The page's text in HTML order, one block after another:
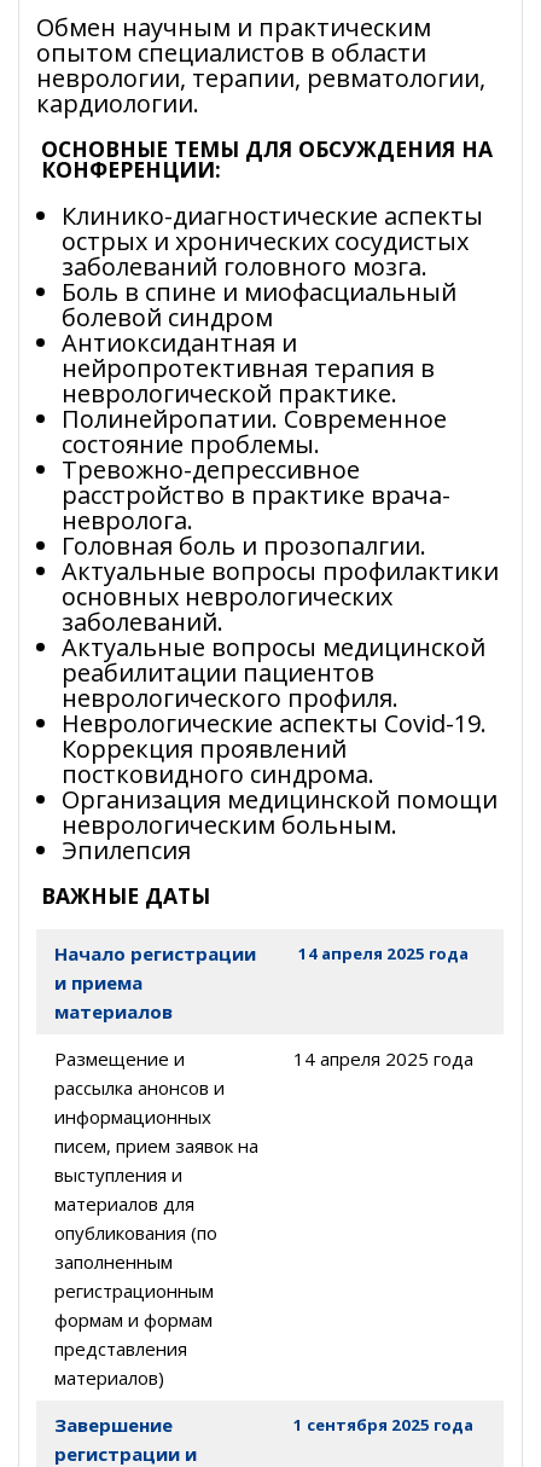
Обмен научным и практическим
опытом специалистов в области
неврологии, терапии, ревматологии,
кардиологии.
ОСНОВНЫЕ ТЕМЫ ДЛЯ ОБСУЖДЕНИЯ НА
КОНФЕРЕНЦИИ:
Клинико-диагностические аспекты
острых и хронических сосудистых
заболеваний головного мозга.
Боль в спине и миофасциальный
болевой синдром
Антиоксидантная и
нейропротективная терапия в
неврологической практике.
Полинейропатии. Современное
состояние проблемы.
Тревожно-депрессивное
расстройство в практике врача-
невролога.
Головная боль и прозопалгии.
Актуальные вопросы профилактики
основных неврологических
заболеваний.
Актуальные вопросы медицинской
реабилитации пациентов
неврологического профиля.
Неврологические аспекты Covid-19.
Коррекция проявлений
постковидного синдрома.
Организация медицинской помощи
неврологическим больным.
Эпилепсия
ВАЖНЫЕ ДАТЫ
Начало регистрации
и приема
материалов
14 апреля 2025 года
Размещение и
рассылка анонсов и
информационных
писем, прием заявок на
выступления и
материалов для
опубликования (по
заполненным
регистрационным
формам и формам
представления
материалов)
14 апреля 2025 года
Завершение
регистрации и
1 сентября 2025 года